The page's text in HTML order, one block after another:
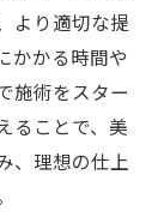
より適切な提
かかる時間や
施術をスター
ることで、美
、理想の仕上